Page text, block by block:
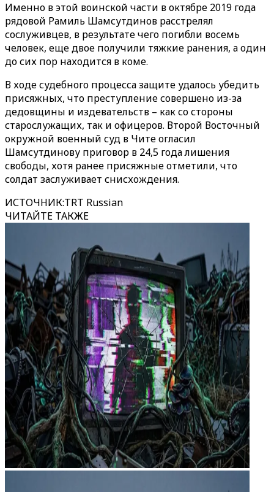
Именно в этой воинской части в октябре 2019 года
рядовой Рамиль Шамсутдинов расстрелял
сослуживцев, в результате чего погибли восемь
человек, еще двое получили тяжкие ранения, а один
до сих пор находится в коме.
В ходе судебного процесса защите удалось убедить
присяжных, что преступление совершено из-за
дедовщины и издевательств – как со стороны
старослужащих, так и офицеров. Второй Восточный
окружной военный суд в Чите огласил
Шамсутдинову приговор в 24,5 года лишения
свободы, хотя ранее присяжные отметили, что
солдат заслуживает снисхождения.
ИСТОЧНИК:TRT Russian
ЧИТАЙТЕ ТАКЖЕ